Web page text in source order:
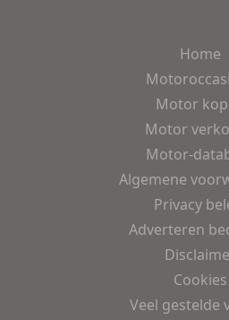
Home
Motor
Motor
Motor-
Algemene
Privacy
Adverteren
Cookies
Veel gestelde